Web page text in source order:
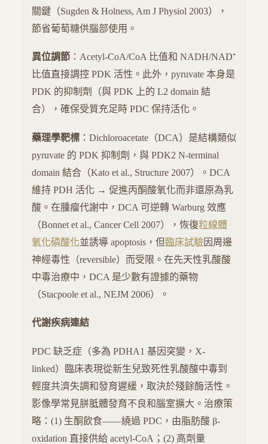
關鍵（Sugden & Holness, Am J Physiol 2003），
節省葡萄糖供腦部使用。
異位調節 ：Acetyl-CoA/CoA 比值和 NADH/NAD⁺
比值直接調控 PDK 活性。此外，pyruvate 本身是
PDK 的抑制劑（與 PDK 上的 L2 domain 結
合），確保受質充足時 PDC 保持活化。
藥理學靶標 ：Dichloroacetate（DCA）是結構類似
pyruvate 的 PDK 抑制劑，與 PDK2 N-terminal
domain 結合（Kato et al., Structure 2007）。DCA
維持 PDH 活化 → 促進丙酮酸氧化而非還原為乳
酸。在腫瘤代謝中，DCA 可逆轉 Warburg 效應
（Bonnet et al., Cancer Cell 2007），恢復粒線體
氧化磷酸化並誘導 apoptosis，但 臨床試驗因周邊
神經毒性（reversible）而受限。在先天性乳酸酸
中毒治療中，DCA 是少數有證據的藥物
（Stacpoole et al., NEJM 2006）。
代謝疾病連結
PDC 缺乏症（多為 PDHA1 基因突變，X-
linked）臨床表現從新生兒致死性乳酸酸中毒到
輕度共濟失調和發育遲緩，取決於殘餘酶活性。
影像學常見胼胝體發育不良和腦室擴大。治療策
略：(1) 生酮飲食——繞過 PDC，由脂肪酸 β-
oxidation 直接供給 acetyl-CoA；(2) 高劑量